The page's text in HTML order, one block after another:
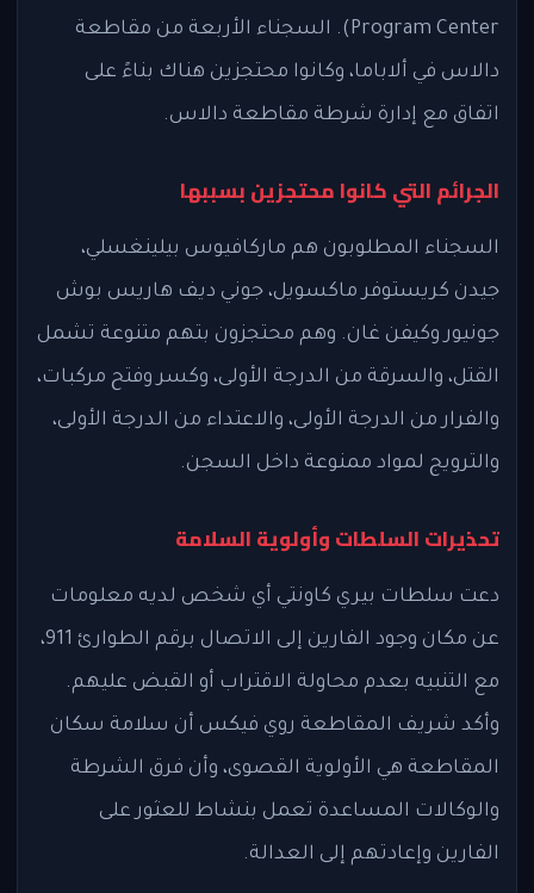
Program Center). السجناء الأربعة من مقاطعة
دالاس في ألاباما، وكانوا محتجزين هناك بناءً على
اتفاق مع إدارة شرطة مقاطعة دالاس.
الجرائم التي كانوا محتجزين بسببها
السجناء المطلوبون هم ماركافيوس بيلينغسلي،
جيدن كريستوفر ماكسويل، جوني ديف هاريس بوش
جونيور وكيفن غان. وهم محتجزون بتهم متنوعة تشمل
القتل، والسرقة من الدرجة الأولى، وكسر وفتح مركبات،
والفرار من الدرجة الأولى، والاعتداء من الدرجة الأولى،
والترويج لمواد ممنوعة داخل السجن.
تحذيرات السلطات وأولوية السلامة
دعت سلطات بيري كاونتي أي شخص لديه معلومات
عن مكان وجود الفارين إلى الاتصال برقم الطوارئ 911،
مع التنبيه بعدم محاولة الاقتراب أو القبض عليهم.
وأكد شريف المقاطعة روي فيكس أن سلامة سكان
المقاطعة هي الأولوية القصوى، وأن فرق الشرطة
والوكالات المساعدة تعمل بنشاط للعثور على
الفارين وإعادتهم إلى العدالة.